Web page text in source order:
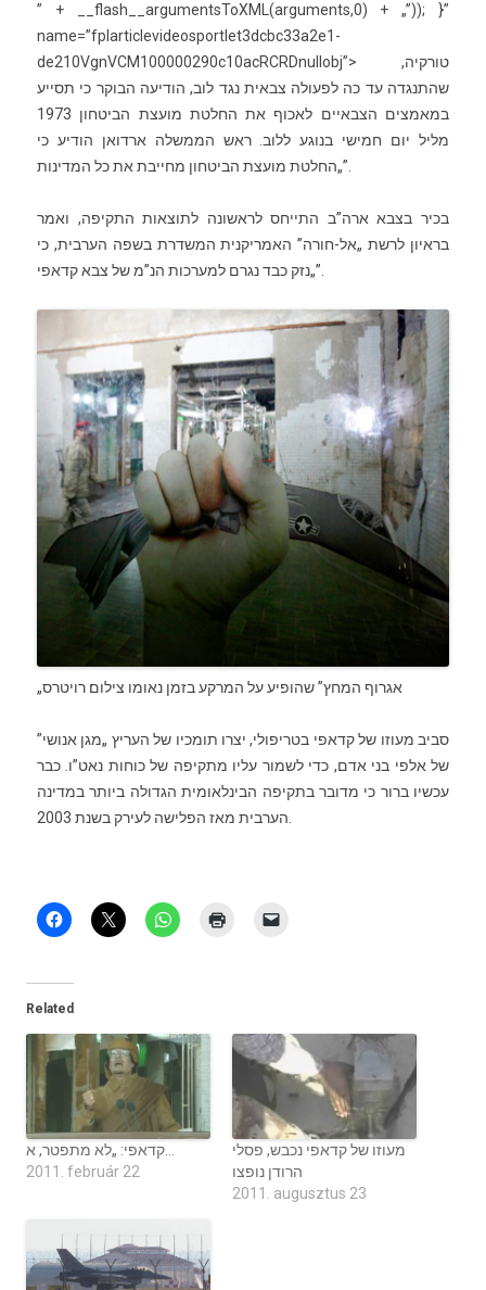
” + __flash__ar­gumentsToXML(ar­guments,0) + „”)); }”
name=”fplar­ticlevideos­portlet3dcbc33a2e1­
de210VgnVCM100000290c10acRCRDnul­lobj”>
טורקיה,
שהתנגדה עד כה לפעולה צבאית נגד לוב, הודיעה הבוקר כי תסייע
במאמצים הצבאיים לאכוף את החלטת מועצת הביטחון 1973
מליל יום חמישי בנוגע ללוב. ראש הממשלה ארדואן הודיע כי
„החלטת מועצת הביטחון מחייבת את כל המדינות”.
בכיר בצבא ארה”ב התייחס לראשונה לתוצאות התקיפה, ואמר
בראיון לרשת „אל-חורה” האמריקנית המשדרת בשפה הערבית, כי
„נזק כבד נגרם למערכות הנ”מ של צבא קדאפי”.
„אגרוף המחץ” שהופיע על המרקע בזמן נאומו צילום׃ רויטרס
סביב מעוזו של קדאפי בטריפולי, יצרו תומכיו של העריץ „מגן אנושי”
של אלפי בני אדם, כדי לשמור עליו מתקיפה של כוחות נאט”ו. כבר
עכשיו ברור כי מדובר בתקיפה הבינלאומית הגדולה ביותר במדינה
Related
2011. február 22
מעוזו של קדאפי נכבש, פסלי
הרודן נופצו
2011. augusztus 23